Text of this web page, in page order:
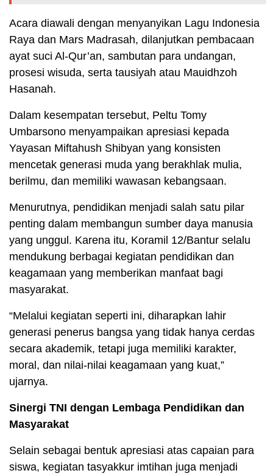
Acara diawali dengan menyanyikan Lagu Indonesia
Raya dan Mars Madrasah, dilanjutkan pembacaan
ayat suci Al-Qur’an, sambutan para undangan,
prosesi wisuda, serta tausiyah atau Mauidhzoh
Hasanah.
Dalam kesempatan tersebut, Peltu Tomy
Umbarsono menyampaikan apresiasi kepada
Yayasan Miftahush Shibyan yang konsisten
mencetak generasi muda yang berakhlak mulia,
berilmu, dan memiliki wawasan kebangsaan.
Menurutnya, pendidikan menjadi salah satu pilar
penting dalam membangun sumber daya manusia
yang unggul. Karena itu, Koramil 12/Bantur selalu
mendukung berbagai kegiatan pendidikan dan
keagamaan yang memberikan manfaat bagi
masyarakat.
“Melalui kegiatan seperti ini, diharapkan lahir
generasi penerus bangsa yang tidak hanya cerdas
secara akademik, tetapi juga memiliki karakter,
moral, dan nilai-nilai keagamaan yang kuat,”
ujarnya.
Sinergi TNI dengan Lembaga Pendidikan dan
Masyarakat
Selain sebagai bentuk apresiasi atas capaian para
siswa, kegiatan tasyakkur imtihan juga menjadi